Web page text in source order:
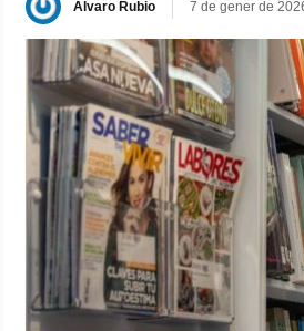
Álvaro Rubio 7 de gener de